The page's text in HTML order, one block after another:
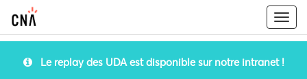
Le replay des UDA est disponible sur notre intranet !